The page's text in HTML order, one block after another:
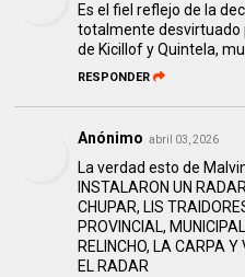
Es el fiel reflejo de la
totalmente desvirtuado
de Kicillof y Quintela,
RESPONDER
Anónimo abril 03, 2026
La verdad esto de
INSTALARON UN
CHUPAR, LIS
PROVINCIAL,
RELINCHO, LA CARPA Y
EL RADAR